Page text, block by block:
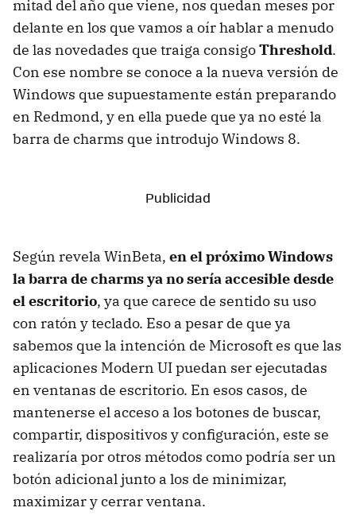
mitad del año que viene, nos quedan meses por
delante en los que vamos a oír hablar a menudo
de las novedades que traiga consigoThreshold.
Con ese nombre se conoce a la nueva versión de
Windows que supuestamente están preparando
en Redmond, y en ella puede que ya no esté la
barra de charms que introdujo Windows 8.
Según revela WinBeta, en el próximo Windows
la barra de charms ya no sería accesible desde
el escritorio, ya que carece de sentido su uso
con ratón y teclado. Eso a pesar de que ya
sabemos que la intención de Microsoft es que las
aplicaciones Modern UI puedan ser ejecutadas
en ventanas de escritorio. En esos casos, de
mantenerse el acceso a los botones de buscar,
compartir, dispositivos y configuración, este se
realizaría por otros métodos como podría ser un
botón adicional junto a los de minimizar,
maximizar y cerrar ventana.